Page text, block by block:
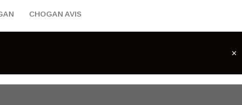
CHOGAN AVIS
×